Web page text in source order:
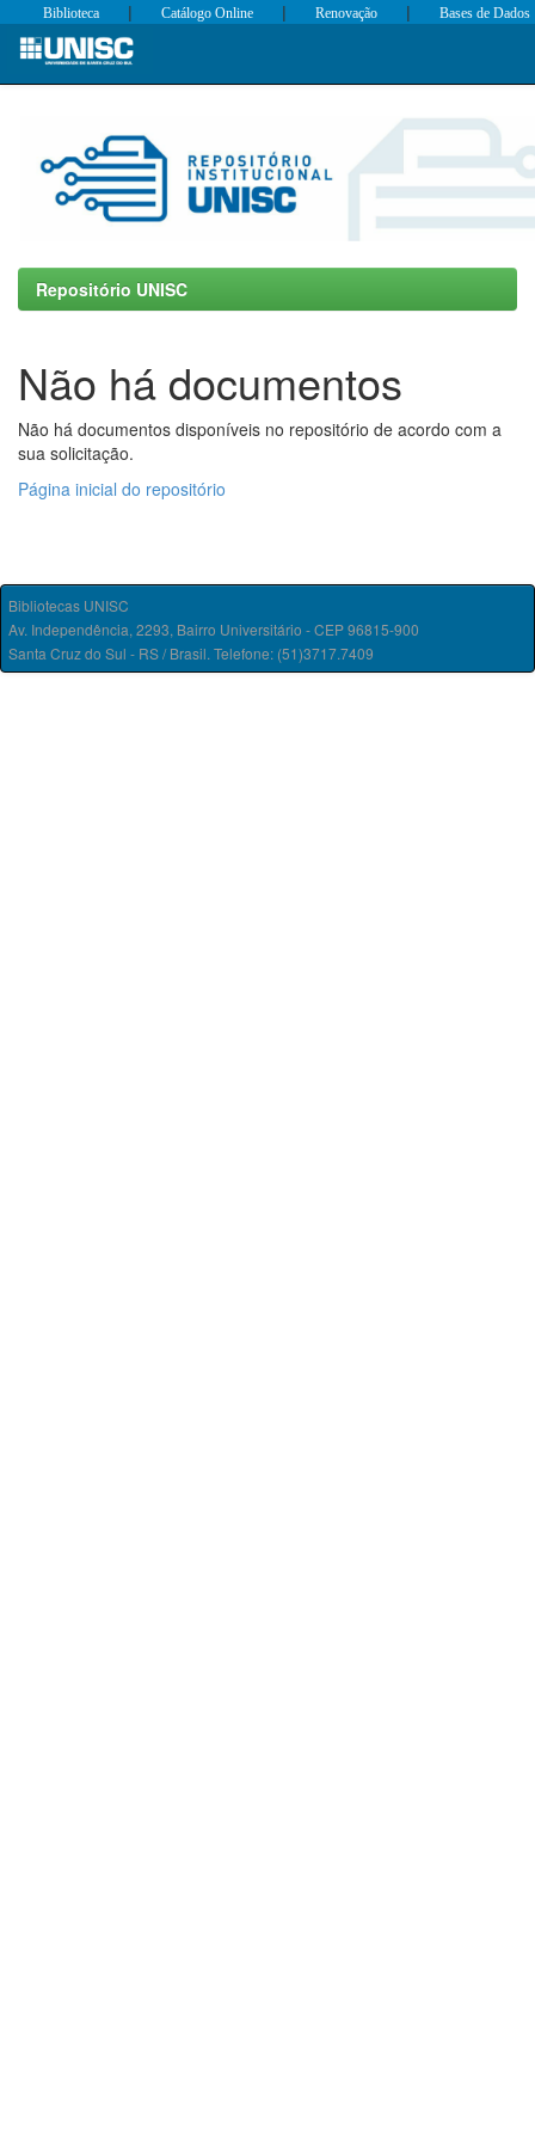
Skip
Biblioteca | Catálogo Online | Renovação | Bases de Dados
Repositório UNISC
Não há documentos
Não há documentos disponíveis no repositório de acordo com a
sua solicitação.
Página inicial do repositório
Bibliotecas UNISC
Av. Independência, 2293, Bairro Universitário - CEP 96815-900
Santa Cruz do Sul - RS / Brasil. Telefone: (51)3717.7409